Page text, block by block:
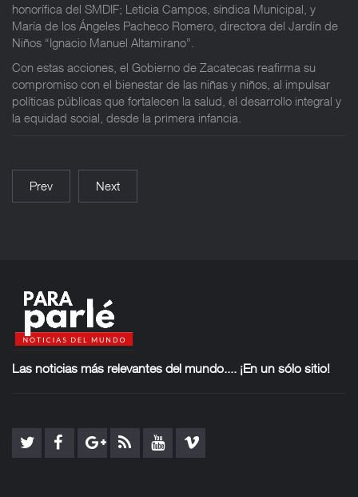
honorífica del SMDIF; Leticia Campos, síndica Municipal, y
María de los Ángeles Pacheco Romero, directora del Jardín de
Niños “Ignacio Manuel Altamirano”.
Con estas acciones, el Gobierno de Zacatecas reafirma su
compromiso con el bienestar de las niñas y niños, al impulsar
políticas públicas que fortalecen la salud, el desarrollo integral y
la equidad social, desde la primera infancia.
Prev Next
Las noticias más relevantes del mundo.... ¡En un sólo sitio!